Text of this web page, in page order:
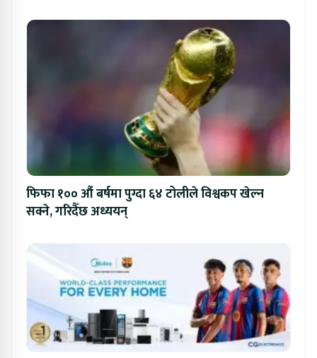
फिफा १०० औं बर्षमा पुग्दा ६४ टोलीले विश्वकप खेल्न
सक्ने, गरिदैँछ अध्ययन्